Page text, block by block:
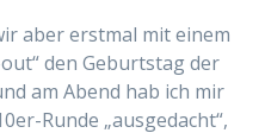
aber erstmal mit einem
den Geburtstag der
am Abend hab ich mir
Runde „ausgedacht“,